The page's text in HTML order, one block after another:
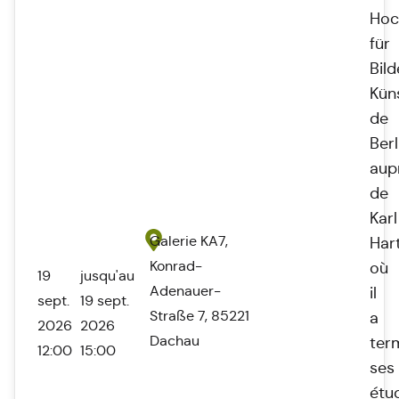
19
sept.
2026
12:00
jusqu'au
19 sept.
2026
15:00
Galerie KA7,
Konrad-
Adenauer-
Straße 7, 85221
Dachau
für
de
de
Karl
où
il
a
ses